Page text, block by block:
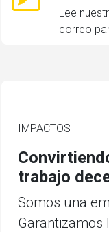
Lee
correo
IMPACTOS
trabajo
Somos una
Garantizamos